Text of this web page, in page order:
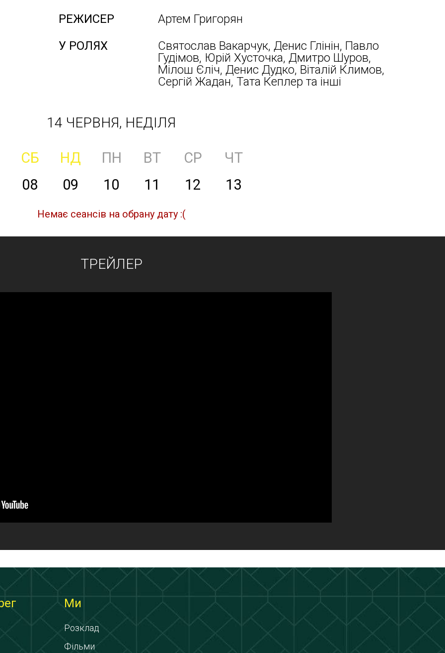
РЕЖИСЕР
Артем Григорян
У РОЛЯХ
Святослав Вакарчук, Денис Глінін, Павло
Гудімов, Юрій Хусточка, Дмитро Шуров,
Мілош Єліч, Денис Дудко, Віталій Климов,
Сергій Жадан, Тата Кеплер та інші
14 ЧЕРВНЯ, НЕДІЛЯ
СБ НД ПН ВТ СР
ЧТ
08 09 10 11 12 13
Немає сеансів на обрану дату :(
ТРЕЙЛЕР
Ми
Розклад
Фільми